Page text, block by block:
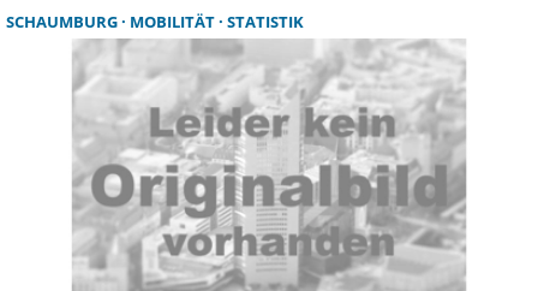
SCHAUMBURG MOBILITÄT STATISTIK